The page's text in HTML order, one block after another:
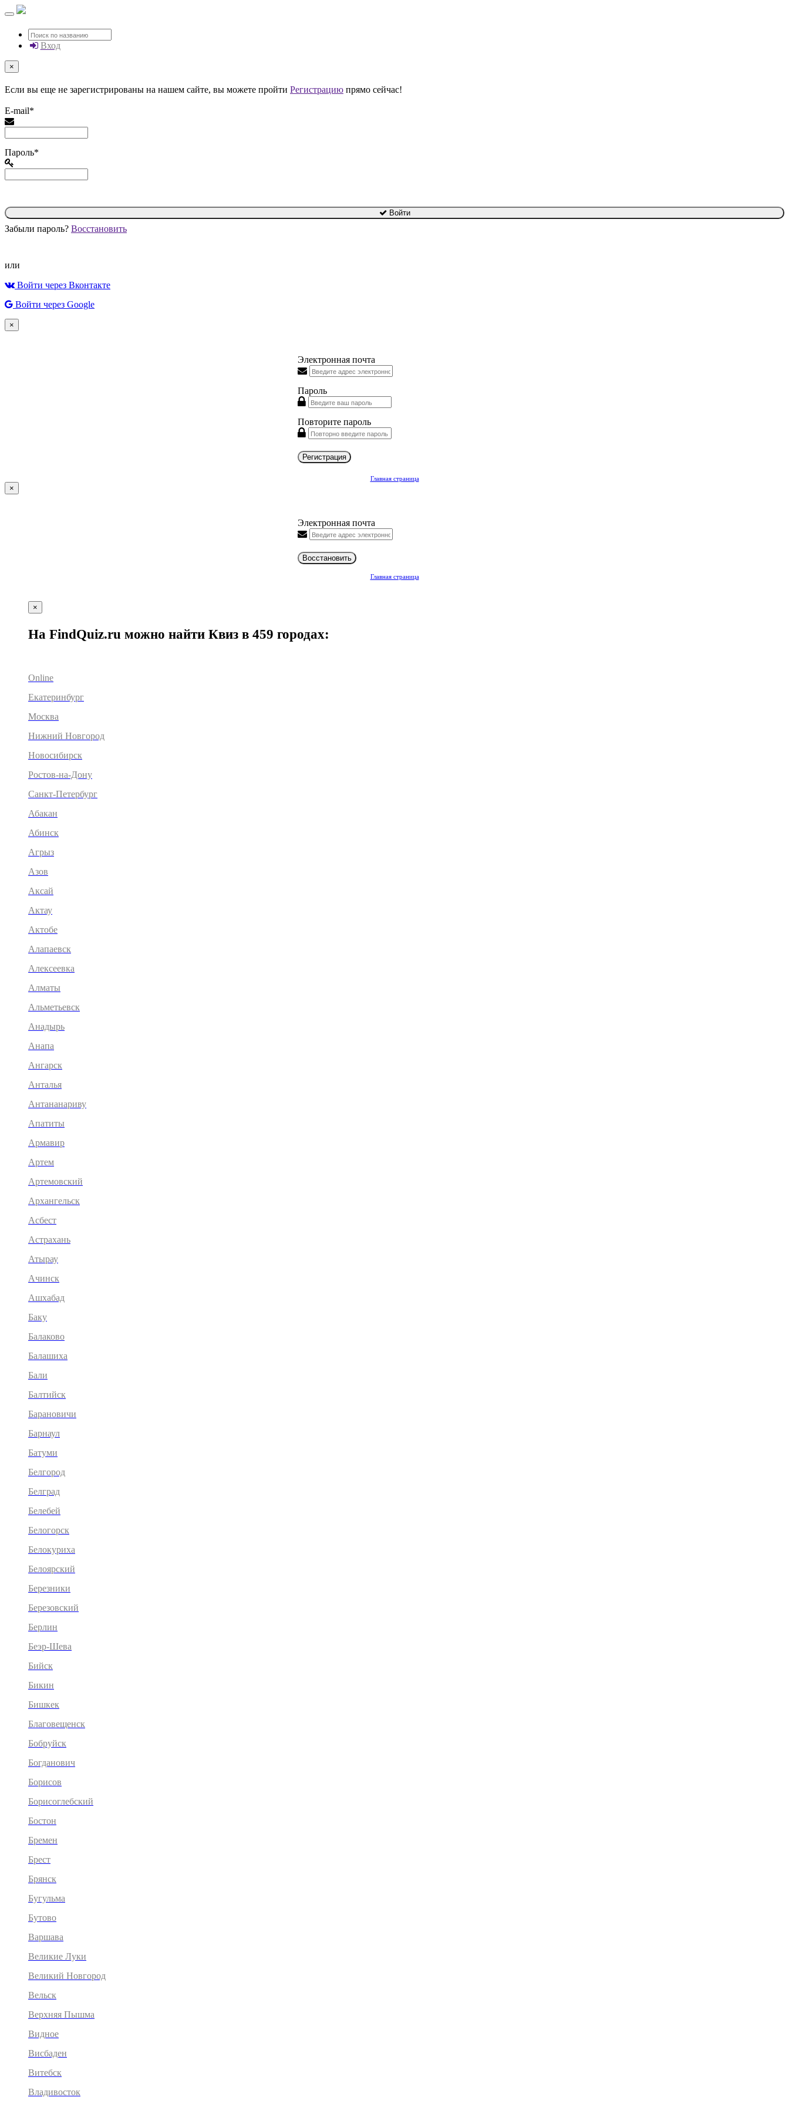
Вход
×
Если вы еще не зарегистрированы на нашем сайте, вы можете пройти Регистрацию прямо сейчас!
E-mail*
Пароль*
Войти
Забыли пароль? Восстановить
или
Войти через Вконтакте
Войти через Google
×
Электронная почта
Пароль
Повторите пароль
Регистрация
Главная страница
×
Электронная почта
Восстановить
Главная страница
×
На FindQuiz.ru можно найти Квиз в 459 городах:
Online
Екатеринбург
Москва
Нижний Новгород
Новосибирск
Ростов-на-Дону
Санкт-Петербург
Абакан
Абинск
Агрыз
Азов
Аксай
Актау
Актобе
Алапаевск
Алексеевка
Алматы
Альметьевск
Анадырь
Анапа
Ангарск
Анталья
Антананариву
Апатиты
Армавир
Артем
Артемовский
Архангельск
Асбест
Астрахань
Атырау
Ачинск
Ашхабад
Баку
Балаково
Балашиха
Бали
Балтийск
Барановичи
Барнаул
Батуми
Белгород
Белград
Белебей
Белогорск
Белокуриха
Белоярский
Березники
Березовский
Берлин
Беэр-Шева
Бийск
Бикин
Бишкек
Благовещенск
Бобруйск
Богданович
Борисов
Борисоглебский
Бостон
Бремен
Брест
Брянск
Бугульма
Бутово
Варшава
Великие Луки
Великий Новгород
Вельск
Верхняя Пышма
Видное
Висбаден
Витебск
Владивосток